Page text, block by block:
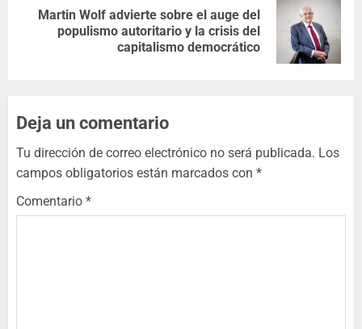
Martin Wolf advierte sobre el auge del
populismo autoritario y la crisis del
capitalismo democrático
Deja un comentario
Tu dirección de correo electrónico no será publicada. Los
campos obligatorios están marcados con *
Comentario *